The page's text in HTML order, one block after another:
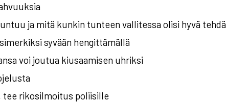
ja mitä kunkin tunteen vallitessa olisi hyvä tehdä
syvään hengittämällä
voi joutua kiusaamisen uhriksi
tee rikosilmoitus poliisille